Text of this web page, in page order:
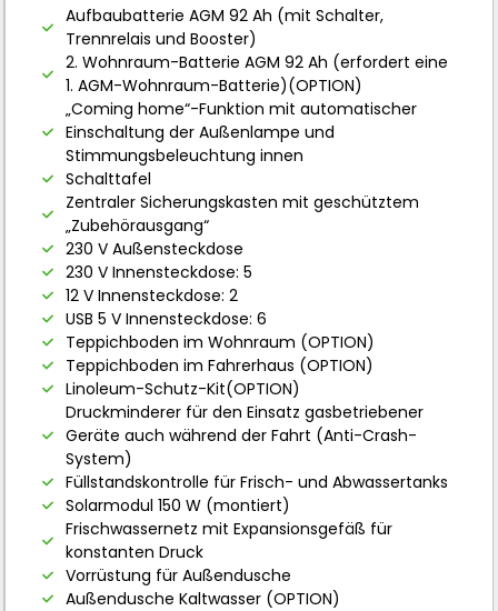
Aufbaubatterie AGM 92 Ah (mit Schalter,
Trennrelais und Booster)
2. Wohnraum-Batterie AGM 92 Ah (erfordert eine
1. AGM-Wohnraum-Batterie)(OPTION)
„Coming home“-Funktion mit automatischer
Einschaltung der Außenlampe und
Stimmungsbeleuchtung innen
Schalttafel
Zentraler Sicherungskasten mit geschütztem
„Zubehörausgang“
230 V Außensteckdose
230 V Innensteckdose: 5
12 V Innensteckdose: 2
USB 5 V Innensteckdose: 6
Teppichboden im Wohnraum (OPTION)
Teppichboden im Fahrerhaus (OPTION)
Linoleum-Schutz-Kit(OPTION)
Druckminderer für den Einsatz gasbetriebener
Geräte auch während der Fahrt (Anti-Crash-
System)
Füllstandskontrolle für Frisch- und Abwassertanks
Solarmodul 150 W (montiert)
Frischwassernetz mit Expansionsgefäß für
konstanten Druck
Vorrüstung für Außendusche
Außendusche Kaltwasser (OPTION)